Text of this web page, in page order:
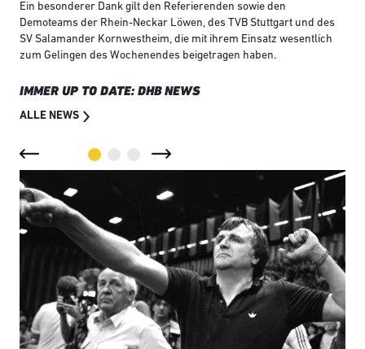
Ein besonderer Dank gilt den Referierenden sowie den
Demoteams der Rhein-Neckar Löwen, des TVB Stuttgart und des
SV Salamander Kornwestheim, die mit ihrem Einsatz wesentlich
zum Gelingen des Wochenendes beigetragen haben.
IMMER UP TO DATE: DHB NEWS
ALLE NEWS